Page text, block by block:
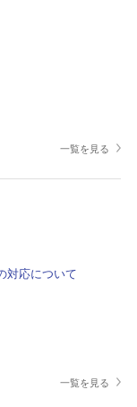
一覧を見る
対応について
一覧を見る